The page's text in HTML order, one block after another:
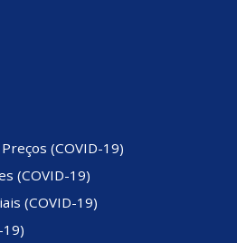
(COVID-19)
(COVID-19)
(COVID-19)